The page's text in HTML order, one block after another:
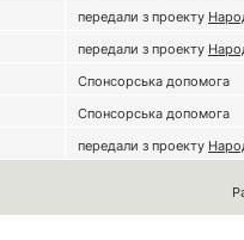
передали з проекту
передали з проекту
Спонсорська допомога
Спонсорська допомога
передали з проекту